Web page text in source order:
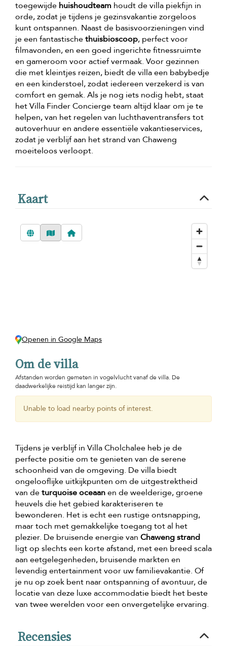
toegewijde huishoudteam houdt de villa piekfijn in
orde, zodat je tijdens je gezinsvakantie zorgeloos
kunt ontspannen. Naast de basisvoorzieningen vind
je een fantastischethuisbioscoop, perfect voor
filmavonden, en een goed ingerichte fitnessruimte
en gameroom voor actief vermaak. Voor gezinnen
die met kleintjes reizen, biedt de villa een babybedje
en een kinderstoel, zodat iedereen verzekerd is van
comfort en gemak. Als je nog iets nodig hebt, staat
het Villa Finder Concierge team altijd klaar om je te
helpen, van het regelen van luchthaventransfers tot
autoverhuur en andere essentiële vakantieservices,
zodat je verblijf aan het strand van Chaweng
moeiteloos verloopt.
Kaart
Openen in Google Maps
Om de villa
Afstanden worden gemeten in vogelvlucht vanaf de villa. De
daadwerkelijke reistijd kan langer zijn.
Unable to load nearby points of interest.
Tijdens je verblijf in Villa Cholchalee heb je de
perfecte positie om te genieten van de serene
schoonheid van de omgeving. De villa biedt
ongelooflijke uitkijkpunten om de uitgestrektheid
van deturquoise oceaanen de weelderige, groene
heuvels die het gebied karakteriseren te
bewonderen. Het is echt een rustige ontsnapping,
maar toch met gemakkelijke toegang tot al het
plezier. De bruisende energie van Chaweng strand
ligt op slechts een korte afstand, met een breed scala
aan eetgelegenheden, bruisende markten en
levendig entertainment voor uw familievakantie. Of
je nu op zoek bent naar ontspanning of avontuur, de
locatie van deze luxe accommodatie biedt het beste
van twee werelden voor een onvergetelijke ervaring.
Recensies